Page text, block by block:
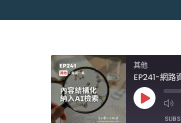
其他
EP241-網路
Play
Episode